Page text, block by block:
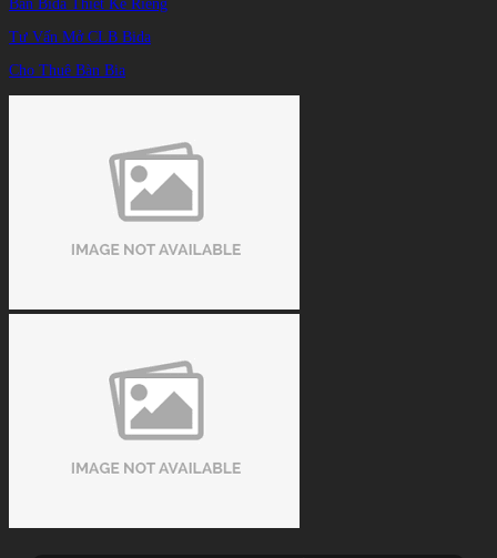
Bàn Bida Thiết Kế Riêng
Tư Vấn Mở CLB Bida
Cho Thuê Bàn Bia